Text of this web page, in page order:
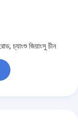
চ্যাংশু জিয়াংসু চীন